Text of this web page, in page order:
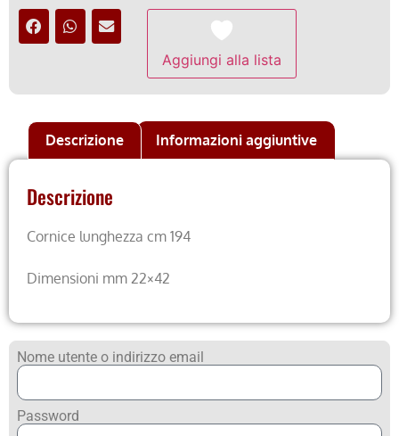
Aggiungi alla lista
Descrizione Informazioni aggiuntive
Descrizione
Cornice lunghezza cm 194
Dimensioni mm 22×42
Nome utente o indirizzo email
Password